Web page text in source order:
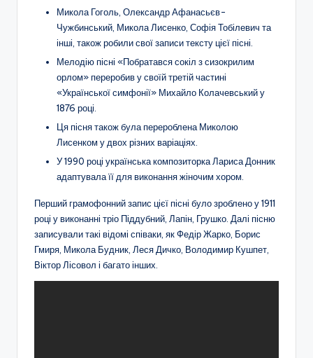
Микола Гоголь, Олександр Афанасьєв-
Чужбинський, Микола Лисенко, Софія Тобілевич та
інші, також робили свої записи тексту цієї пісні.
Мелодію пісні «Побратався сокіл з сизокрилим
орлом» переробив у своїй третій частині
«Української симфонії» Михайло Колачевський у
1876 році.
Ця пісня також була перероблена Миколою
Лисенком у двох різних варіаціях.
У 1990 році українська композиторка Лариса Донник
адаптувала її для виконання жіночим хором.
Перший грамофонний запис цієї пісні було зроблено у 1911
році у виконанні тріо Піддубний, Лапін, Грушко. Далі пісню
записували такі відомі співаки, як Федір Жарко, Борис
Гмиря, Микола Будник, Леся Дичко, Володимир Кушпет,
Віктор Лісовол і багато інших.